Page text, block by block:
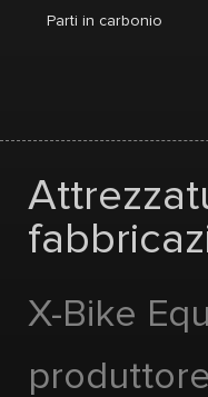
Parti in carbonio
X-Bike